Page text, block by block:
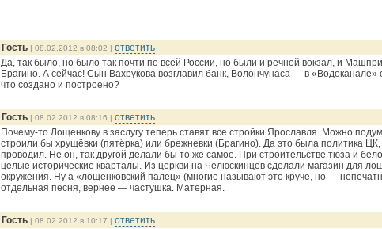
Гость| 08.02.2012 в 08:02 | ответить
Да, так было, но было так почти по всей России, но были и речной вокзал, и
Брагино. А сейчас! Сын Вахрукова возглавил банк, Волончунаса — в
что создано и построено?
Гость| 08.02.2012 в 08:16 | ответить
Почему-то Лощенкову в заслугу теперь ставят все стройки Ярославля. Можно
строили бы хрущёвки (пятёрка) или брежневки (Брагино). Да это была политика ЦК,
проводил. Не он, так другой делали бы то же самое. При строительстве тюза и
целые исторические кварталы. Из церкви на Челюскинцев сделали магазин для
окружения. Ну а «лощенковский палец» (многие называют это круче, но —
отдельная песня, вернее — частушка. Матерная.
Гость| 08.02.2012 в 10:17 | ответить